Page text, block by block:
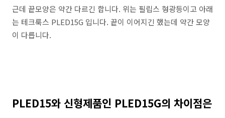
근데 끝모양은 약간 다르긴 합니다. 위는 필립스 형광등이고 아래
는 테크룩스 PLED15G 입니다. 끝이 이어지긴 했는데 약간 모양
이 다릅니다.
PLED15와 신형제품인 PLED15G의 차이점은